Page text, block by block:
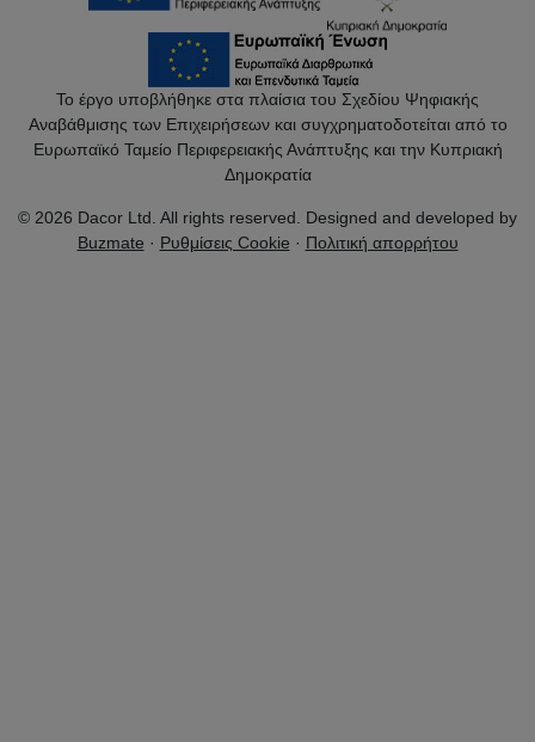
Το έργο υποβλήθηκε στα πλαίσια του Σχεδίου Ψηφιακής
Αναβάθμισης των Επιχειρήσεων και συγχρηματοδοτείται από το
Ευρωπαϊκό Ταμείο Περιφερειακής Ανάπτυξης και την Κυπριακή
Δημοκρατία
© 2026 Dacor Ltd. All rights reserved. Designed and developed by
Buzmate · Ρυθμίσεις Cookie · Πολιτική απορρήτου